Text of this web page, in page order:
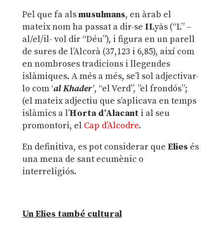
Pel que fa alsmusulmans, en àrab el
mateix nom ha passat a dir-se ILyās (“L” –
al/el/il- vol dir “Déu”), i figura en un parell
de sures de l’Alcorà (37,123 i 6,85), així com
en nombroses tradicions i llegendes
islàmiques. A més a més, se’l sol adjectivar-
lo com ‘al Khader’, “el Verd”, ”el frondós”;
(el mateix adjectiu que s’aplicava en temps
islàmics a l’Horta d’Alacanti al seu
promontori, el Cap d’Alcodre.
En definitiva, es pot considerar que Elies és
una mena de sant ecumènic o
interreligiós.
Un Elies també cultural